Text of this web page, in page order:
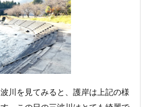
川を見てみると、護岸は上記の様